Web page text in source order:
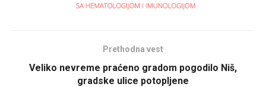
Prethodna vest
Veliko nevreme praćeno gradom pogodilo Niš,
gradske ulice potopljene